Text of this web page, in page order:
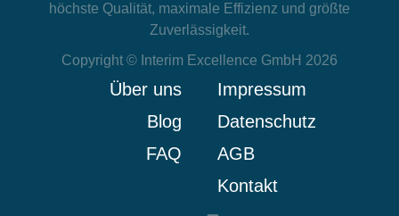
höchste Qualität, maximale Effizienz und größte
Zuverlässigkeit.
Copyright © Interim Excellence GmbH 2026
Über uns
Blog
FAQ
Impressum
Datenschutz
AGB
Kontakt